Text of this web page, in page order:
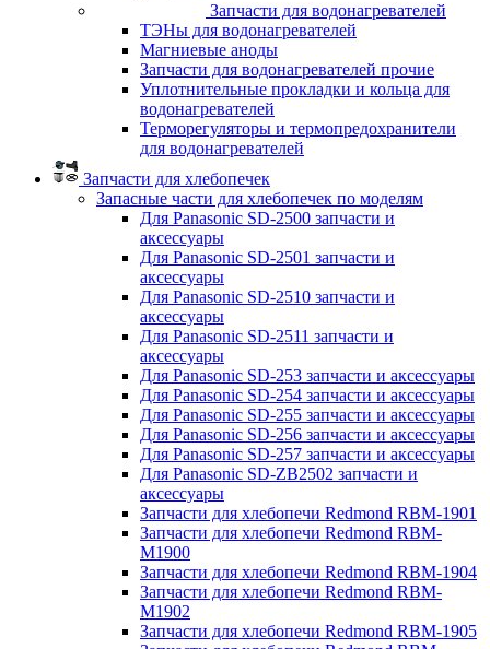
Запчасти для водонагревателей
ТЭНы для водонагревателей
Магниевые аноды
Запчасти для водонагревателей прочие
Уплотнительные прокладки и кольца для
водонагревателей
Терморегуляторы и термопредохранители
для водонагревателей
Запчасти для хлебопечек
Запасные части для хлебопечек по моделям
Для Panasonic SD-2500 запчасти и
аксессуары
Для Panasonic SD-2501 запчасти и
аксессуары
Для Panasonic SD-2510 запчасти и
аксессуары
Для Panasonic SD-2511 запчасти и
аксессуары
Для Panasonic SD-253 запчасти и аксессуары
Для Panasonic SD-254 запчасти и аксессуары
Для Panasonic SD-255 запчасти и аксессуары
Для Panasonic SD-256 запчасти и аксессуары
Для Panasonic SD-257 запчасти и аксессуары
Для Panasonic SD-ZB2502 запчасти и
аксессуары
Запчасти для хлебопечи Redmond RBM-1901
Запчасти для хлебопечи Redmond RBM-
M1900
Запчасти для хлебопечи Redmond RBM-1904
Запчасти для хлебопечи Redmond RBM-
M1902
Запчасти для хлебопечи Redmond RBM-1905